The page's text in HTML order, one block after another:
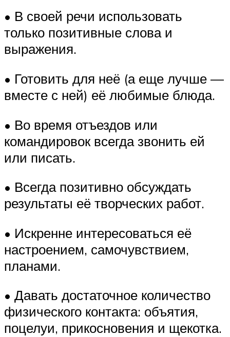
• В своей речи использовать
только позитивные слова и
выражения.
• Готовить для неё (а еще лучше —
вместе с ней) её любимые блюда.
• Во время отъездов или
командировок всегда звонить ей
или писать.
• Всегда позитивно обсуждать
результаты её творческих работ.
• Искренне интересоваться её
настроением, самочувствием,
планами.
• Давать достаточное количество
физического контакта: объятия,
поцелуи, прикосновения и щекотка.